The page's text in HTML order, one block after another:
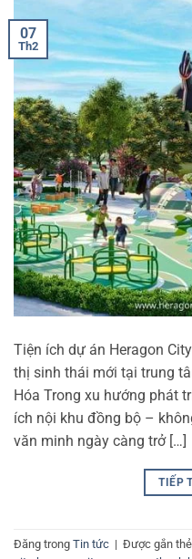
07
Th2
Tiện ích dự án Heragon
thị sinh thái mới tại trung
Hóa Trong xu hướng phát
ích nội khu đồng bộ –
văn minh ngày càng trở […]
TIẾP
Đăng trong Tin tức | Được gắn thẻ